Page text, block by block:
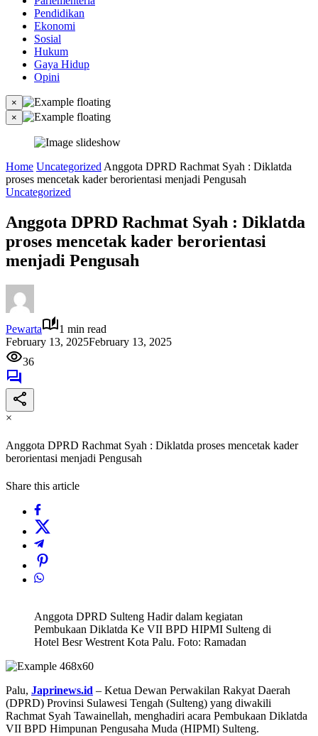
Pendidikan
Ekonomi
Sosial
Hukum
Gaya Hidup
Opini
×
×
Home Uncategorized Anggota DPRD Rachmat Syah : Diklatda
proses mencetak kader berorientasi menjadi Pengusah
Uncategorized
Anggota DPRD Rachmat Syah : Diklatda
proses mencetak kader berorientasi
menjadi Pengusah
Pewarta
1 min read
February 13, 2025February 13, 2025
36
×
Anggota DPRD Rachmat Syah : Diklatda proses mencetak kader
berorientasi menjadi Pengusah
Share this article
Anggota DPRD Sulteng Hadir dalam kegiatan
Pembukaan Diklatda Ke VII BPD HIPMI Sulteng di
Hotel Besr Westrent Kota Palu. Foto: Ramadan
Palu, Japrinews.id – Ketua Dewan Perwakilan Rakyat Daerah
(DPRD) Provinsi Sulawesi Tengah (Sulteng) yang diwakili
Rachmat Syah Tawainellah, menghadiri acara Pembukaan Diklatda
VII BPD Himpunan Pengusaha Muda (HIPMI) Sulteng.